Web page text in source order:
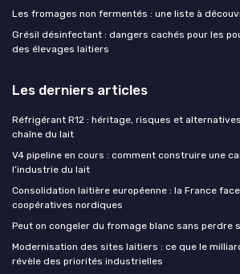
Les fromages non fermentés : une liste à
Grésil désinfectant : dangers cachés pour les
des élevages laitiers
Les derniers articles
Réfrigérant R12 : héritage, risques et
chaîne du lait
V4 pipeline en cours : comment construire une
l’industrie du lait
Consolidation laitière européenne : la France
coopératives nordiques
Peut on congeler du fromage blanc sans perdre
Modernisation des sites laitiers : ce que le
révèle des priorités industrielles